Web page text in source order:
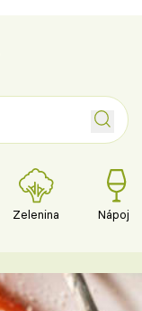
Zelenina Nápoje